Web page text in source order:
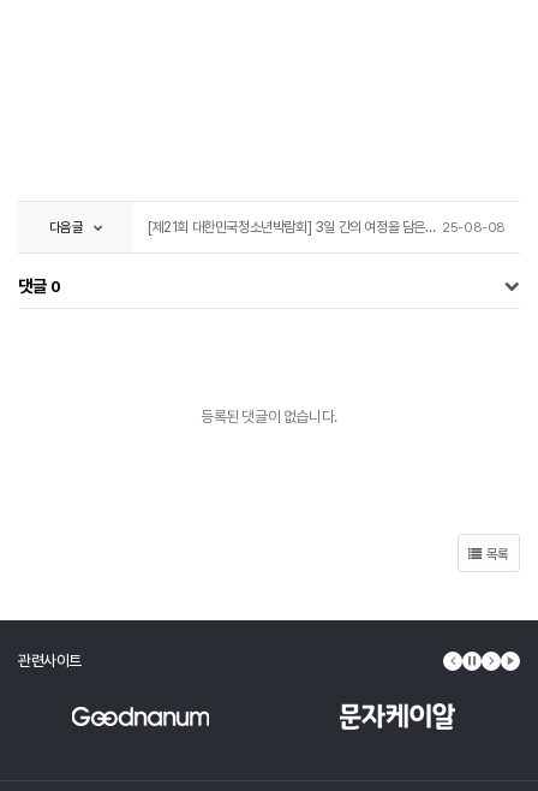
다음글 [제21회 대한민국청소년박람회] 3일 간의 여정을 담은 스케치 영상 함께 보시죠! 25-08-08
댓글 0
등록된 댓글이 없습니다.
목록
관련사이트 이전 배너
배너 정지
다음 배
배